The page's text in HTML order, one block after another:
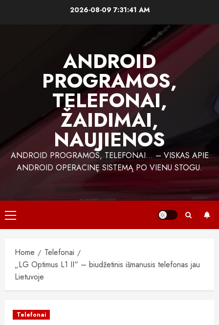
2026-08-09 7:31:42 AM
ANDROID
PROGRAMOS,
TELEFONAI,
ŽAIDIMAI,
NAUJIENOS
ANDROID PROGRAMOS, TELEFONAI… – VISKAS APIE
ANDROID OPERACINĘ SISTEMĄ PO VIENU STOGU.
Primary
Menu
Home
Telefonai
„LG Optimus L1 II“ – biudžetinis išmanusis telefonas jau
Lietuvoje
Telefonai